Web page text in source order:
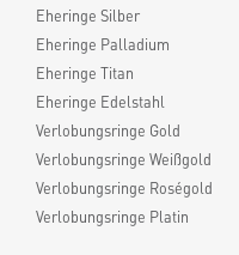
Eheringe Silber
Eheringe Palladium
Eheringe Titan
Eheringe Edelstahl
Verlobungsringe Gold
Verlobungsringe Weißgold
Verlobungsringe Roségold
Verlobungsringe Platin